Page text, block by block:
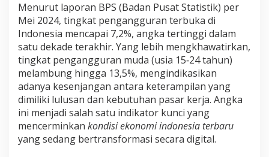
Menurut laporan BPS (Badan Pusat Statistik) per
Mei 2024, tingkat pengangguran terbuka di
Indonesia mencapai 7,2%, angka tertinggi dalam
satu dekade terakhir. Yang lebih mengkhawatirkan,
tingkat pengangguran muda (usia 15‑24 tahun)
melambung hingga 13,5%, mengindikasikan
adanya kesenjangan antara keterampilan yang
dimiliki lulusan dan kebutuhan pasar kerja. Angka
ini menjadi salah satu indikator kunci yang
mencerminkan kondisi ekonomi indonesia terbaru
yang sedang bertransformasi secara digital.